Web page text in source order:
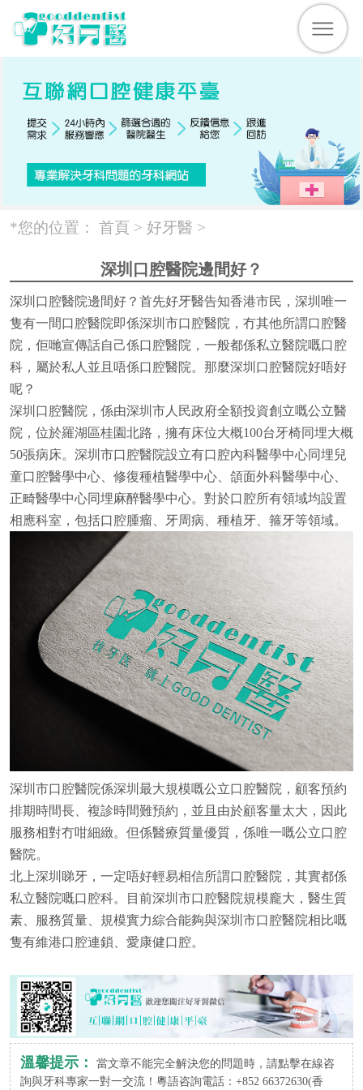
*您的位置： 首頁 > 好牙醫 >
深圳口腔醫院邊間好？
深圳口腔醫院邊間好？首先好牙醫告知香港市民，深圳唯一
隻有一間口腔醫院即係深圳市口腔醫院，冇其他所謂口腔醫
院，佢哋宣傳話自己係口腔醫院，一般都係私立醫院嘅口腔
科，屬於私人並且唔係口腔醫院。那麼深圳口腔醫院好唔好
呢？
深圳口腔醫院，係由深圳市人民政府全額投資創立嘅公立醫
院，位於羅湖區桂園北路，擁有床位大概100台牙椅同埋大概
50張病床。深圳市口腔醫院設立有口腔內科醫學中心同埋兒
童口腔醫學中心、修復種植醫學中心、頜面外科醫學中心、
正畸醫學中心同埋麻醉醫學中心。對於口腔所有領域均設置
相應科室，包括口腔腫瘤、牙周病、種植牙、箍牙等領域。
深圳市口腔醫院係深圳最大規模嘅公立口腔醫院，顧客預約
排期時間長、複診時間難預約，並且由於顧客量太大，因此
服務相對冇咁細緻。但係醫療質量優質，係唯一嘅公立口腔
醫院。
北上深圳睇牙，一定唔好輕易相信所謂口腔醫院，其實都係
私立醫院嘅口腔科。目前深圳市口腔醫院規模龐大，醫生質
素、服務質量、規模實力綜合能夠與深圳市口腔醫院相比嘅
隻有維港口腔連鎖、愛康健口腔。
溫馨提示：
當文章不能完全解決您的問題時，請點擊在線咨
詢與牙科專家一對一交流！粵語咨詢電話：+852 66372630(香